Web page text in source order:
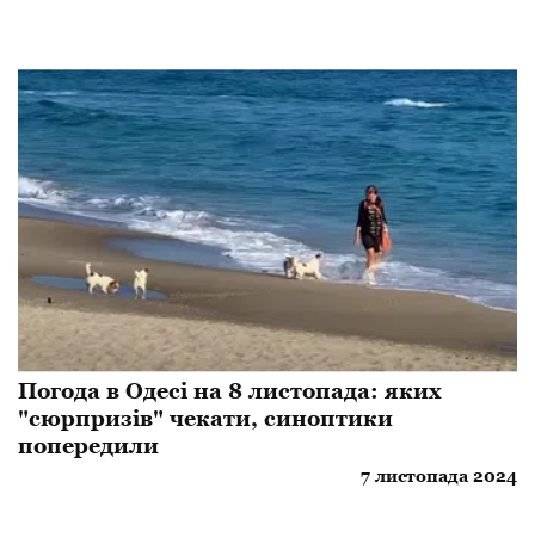
Погода в Одесі на 8 листопада: яких
"сюрпризів" чекати, синоптики
попередили
7 листопада 2024